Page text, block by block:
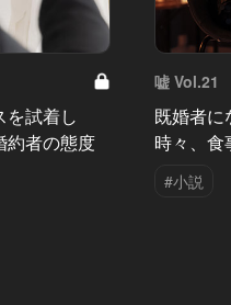
を試着し
者の態度
嘘 Vol.21
既婚者
時々、
#小説